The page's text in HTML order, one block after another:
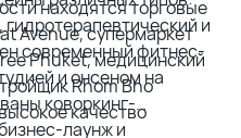
находятся торговые
Avenue, супермаркет
Phuket, медицинский
Rhom Bho
качество
и
современный фитнес-
и онсеном на
коворкинг-
лаунж и